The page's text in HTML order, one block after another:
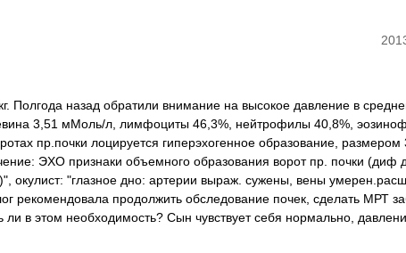
Полгода назад обратили внимание на высокое давление в
3,51 мМоль/л, лимфоциты 46,3%, нейтрофилы 40,8%,
пр.почки лоцируется гиперэхогенное образование, размером
ЭХО признаки объемного образования ворот пр. почки (диф
окулист: "глазное дно: артерии выраж. сужены, вены
рекомендовала продолжить обследование почек, сделать МРТ
в этом необходимость? Сын чувствует себя нормально,